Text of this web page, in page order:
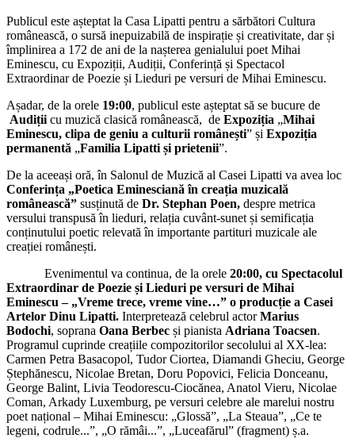
Publicul este așteptat la Casa Lipatti pentru a sărbători Cultura
românească, o sursă inepuizabilă de inspirație și creativitate, dar și
împlinirea a 172 de ani de la nașterea genialului poet Mihai
Eminescu, cu Expoziții, Audiții, Conferință și Spectacol
Extraordinar de Poezie și Lieduri pe versuri de Mihai Eminescu.
Așadar, de la orele 19:00, publicul este așteptat să se bucure de
Audiții cu muzică clasică românească, de Expoziția „Mihai
Eminescu, clipa de geniu a culturii românești” și Expoziția
permanentă „Familia Lipatti și prietenii”.
De la aceeași oră, în Salonul de Muzică al Casei Lipatti va avea loc
Conferința „Poetica Eminesciană în creația muzicală
românească” susținută de Dr. Stephan Poen, despre metrica
versului transpusă în lieduri, relația cuvânt-sunet și semificația
conținutului poetic relevată în importante partituri muzicale ale
creației românești.
Evenimentul va continua, de la orele 20:00, cu Spectacolul
Extraordinar de Poezie și Lieduri pe versuri de Mihai
Eminescu – „Vreme trece, vreme vine…” o producție a Casei
Artelor Dinu Lipatti. Interpretează celebrul actorMarius
Bodochi, soprana Oana Berbec și pianista Adriana Toacsen.
Programul cuprinde creațiile compozitorilor secolului al XX-lea:
Carmen Petra Basacopol, Tudor Ciortea, Diamandi Gheciu, George
Ștephănescu, Nicolae Bretan, Doru Popovici, Felicia Donceanu,
George Balint, Livia Teodorescu-Ciocănea, Anatol Vieru, Nicolae
Coman, Arkady Luxemburg, pe versuri celebre ale marelui nostru
poet național – Mihai Eminescu: „Glossă”, „La Steaua”, „Ce te
legeni, codrule...”, „O rămâi...”, „Luceafărul” (fragment) ș.a.